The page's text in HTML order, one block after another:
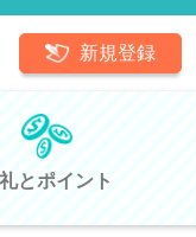
新規登録
とポイント